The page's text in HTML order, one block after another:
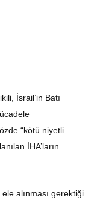
İsrail’in Batı
“kötü niyetli
İHA’ların
ele alınması gerektiği